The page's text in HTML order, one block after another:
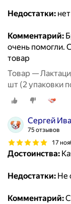
Недостатки: нет
Комментарий:
очень помогли.
товар
Товар —
шт (2 упаковки
Сергей
75 отзывов
17
Достоинства:
Недостатки: Не
Комментарий: